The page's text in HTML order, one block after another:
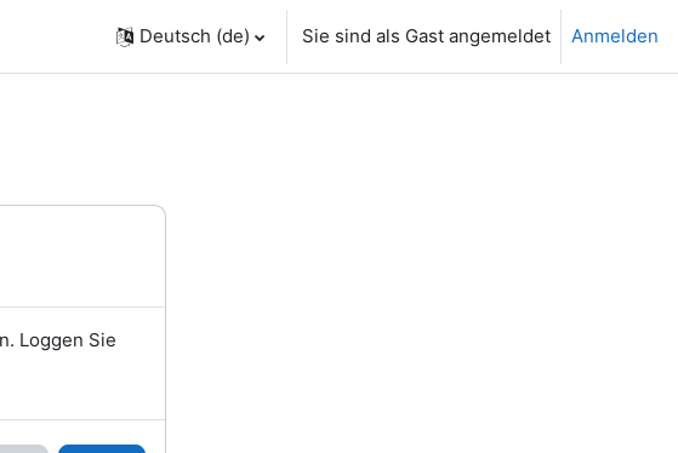
Deutsch ‎(de)‎ Sie sind als Gast angemeldet Anmelden
Loggen Sie